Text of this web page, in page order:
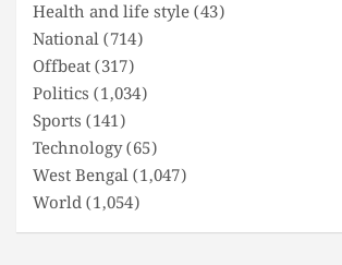
Health and life style(43)
National(714)
Offbeat(317)
Politics (1,034)
Sports (141)
Technology(65)
West Bengal(1,047)
World(1,054)